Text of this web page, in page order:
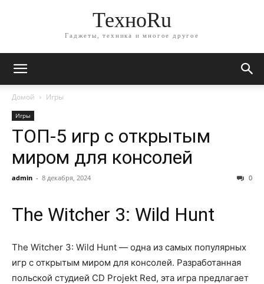
ТехноRu
Гаджеты, техника и многое другое
Домой Игры
Игры
ТОП-5 игр с открытым
миром для консолей
admin - 8 декабря, 2024 0
The Witcher 3: Wild Hunt
The Witcher 3: Wild Hunt — одна из самых популярных
игр с открытым миром для консолей. Разработанная
польской студией CD Projekt Red, эта игра предлагает